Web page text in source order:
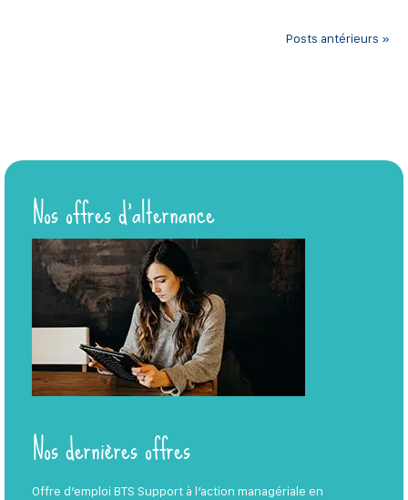
Posts antérieurs »
Nos offres d’alternance
Nos dernières offres
Offre d’emploi BTS Support à l’action managériale en